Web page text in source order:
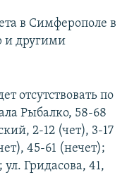
в Симферополе в
и другими
отсутствовать по
Рыбалко, 58-68
2-12 (чет), 3-17
45-61 (нечет);
Гридасова, 41,